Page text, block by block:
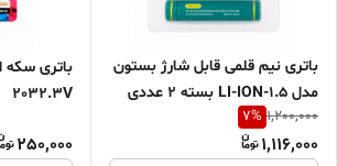
باتری نیم قلمی قابل شارژ بستون
مدل 1.5-LI-ION بسته ۲ عددی
1,200,000
7%
1,116,000
2032.3V
250,000